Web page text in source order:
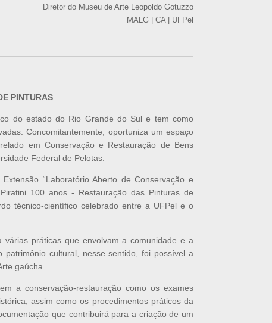
Diretor do Museu de Arte Leopoldo Gotuzzo
MALG | CA | UFPel
PINTURAS
do estado do Rio Grande do Sul e tem como
Concomitantemente, oportuniza um espaço
em Conservação e Restauração de Bens
Federal de Pelotas.
“Laboratório Aberto de Conservação e
100 anos - Restauração das Pinturas de
técnico-científico celebrado entre a UFPel e o
práticas que envolvam a comunidade e a
cultural, nesse sentido, foi possível a
gaúcha.
a conservação-restauração como os exames
assim como os procedimentos práticos da
que contribuirá para a criação de um